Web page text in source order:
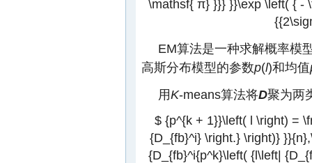
\mathsf{ π} }}} }}\exp \left( { -
EM算法是一种求解概率模
高斯分布模型的参数p(l)和均值
用K-means算法将D聚为两
$ {p^{k + 1}}\left( l \right) =
{D_{fb}^i} \right.} \right)}
{D_{fb}^i{p^k}\left( {l\left|